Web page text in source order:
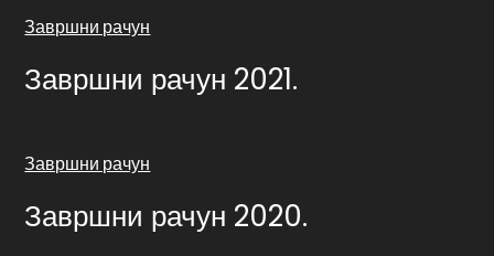
Завршни рачун
Завршни рачун 2021.
Завршни рачун
Завршни рачун 2020.